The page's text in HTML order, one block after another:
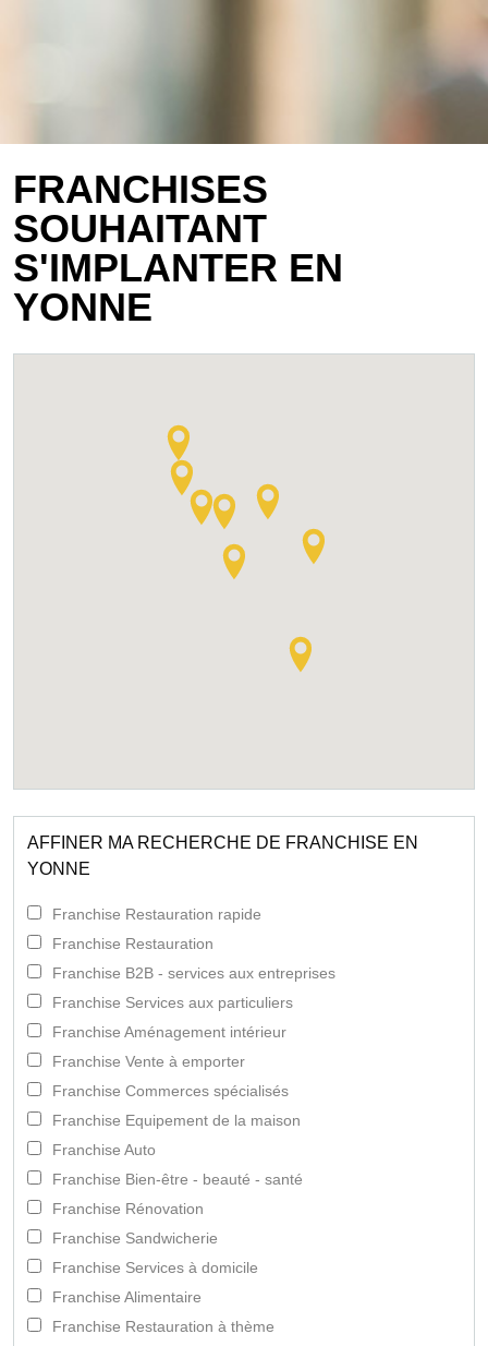
FRANCHISES
SOUHAITANT
S'IMPLANTER EN
YONNE
AFFINER MA RECHERCHE DE FRANCHISE EN
YONNE
Franchise Restauration rapide
Franchise Restauration
Franchise B2B - services aux entreprises
Franchise Services aux particuliers
Franchise Aménagement intérieur
Franchise Vente à emporter
Franchise Commerces spécialisés
Franchise Equipement de la maison
Franchise Auto
Franchise Bien-être - beauté - santé
Franchise Rénovation
Franchise Sandwicherie
Franchise Services à domicile
Franchise Alimentaire
Franchise Restauration à thème